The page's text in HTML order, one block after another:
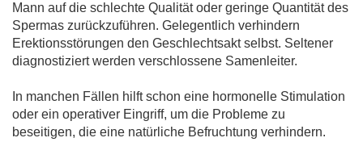
Mann auf die schlechte Qualität oder geringe Quantität des
Spermas zurückzuführen. Gelegentlich verhindern
Erektionsstörungen den Geschlechtsakt selbst. Seltener
diagnostiziert werden verschlossene Samenleiter.
In manchen Fällen hilft schon eine hormonelle Stimulation
oder ein operativer Eingriff, um die Probleme zu
beseitigen, die eine natürliche Befruchtung verhindern.